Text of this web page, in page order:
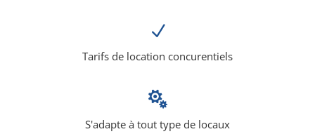
N
Tarifs de location concurentiels

S'adapte à tout type de locaux